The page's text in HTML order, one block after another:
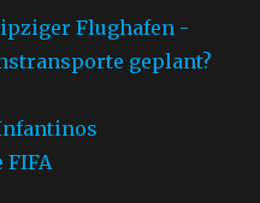
Flughafen -
geplant?